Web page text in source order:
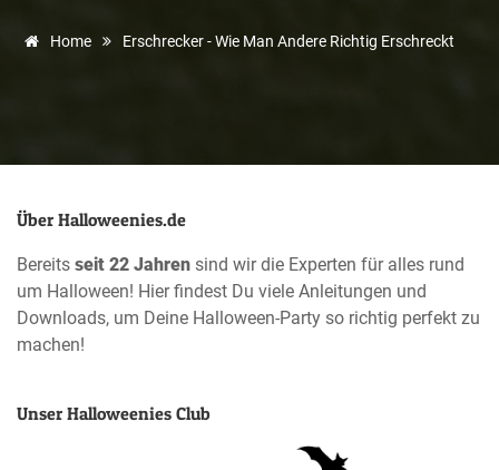
Home Erschrecker - Wie Man Andere Richtig Erschreckt
Über Halloweenies.de
Bereits seit 22 Jahren sind wir die Experten für alles rund
um Halloween! Hier findest Du viele Anleitungen und
Downloads, um Deine Halloween-Party so richtig perfekt zu
machen!
Unser Halloweenies Club